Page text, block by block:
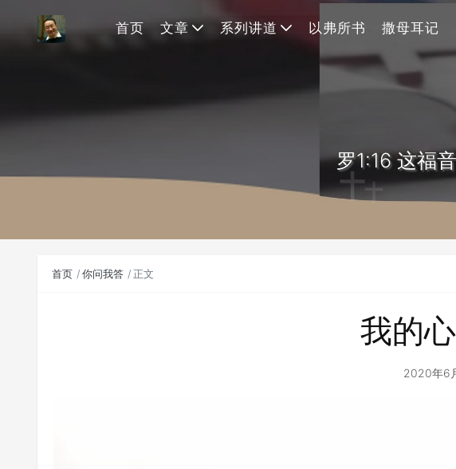
首页 文章 系列讲道 以弗所书 撒母耳记
罗1:16 这福
首页 你问我答 正文
我的
2020年6